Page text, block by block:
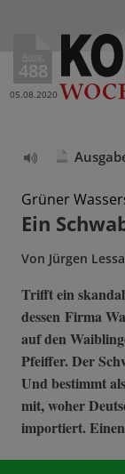
Ausg.
488
05.08.2020
vorlesen
Grüner
Ein
Von Jürgen
Trifft ein
dessen Firma
auf den
Pfeiffer. Der
Und bestimmt
mit, woher
importiert.